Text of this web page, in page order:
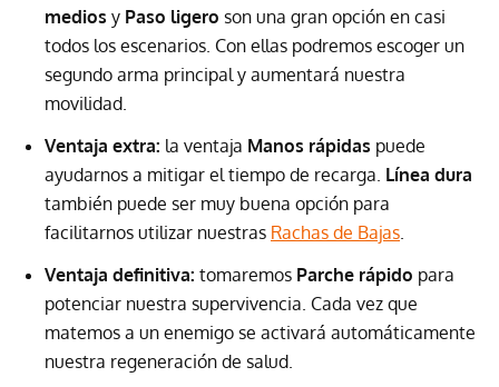
medios y Paso ligero son una gran opción en casi
todos los escenarios. Con ellas podremos escoger un
segundo arma principal y aumentará nuestra
movilidad.
Ventaja extra: la ventaja Manos rápidas puede
ayudarnos a mitigar el tiempo de recarga. Línea dura
también puede ser muy buena opción para
facilitarnos utilizar nuestras Rachas de Bajas
Ventaja definitiva: tomaremos Parche rápido para
potenciar nuestra supervivencia. Cada vez que
matemos a un enemigo se activará automáticamente
nuestra regeneración de salud.